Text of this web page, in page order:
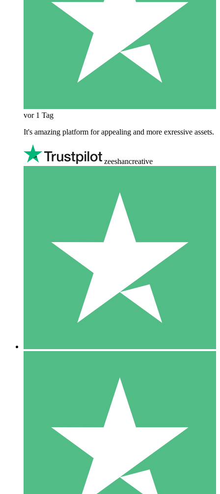
vor 1 Tag
It's amazing platform for appealing and more exressive assets.
zeeshancreative